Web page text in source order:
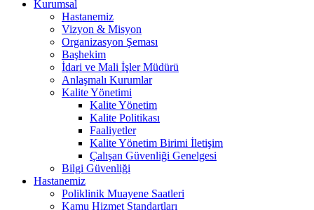
Kurumsal
Hastanemiz
Vizyon & Misyon
Organizasyon Şeması
Başhekim
İdari ve Mali İşler Müdürü
Anlaşmalı Kurumlar
Kalite Yönetimi
Kalite Yönetim
Kalite Politikası
Faaliyetler
Kalite Yönetim Birimi İletişim
Çalışan Güvenliği Genelgesi
Bilgi Güvenliği
Hastanemiz
Poliklinik Muayene Saatleri
Kamu Hizmet Standartları